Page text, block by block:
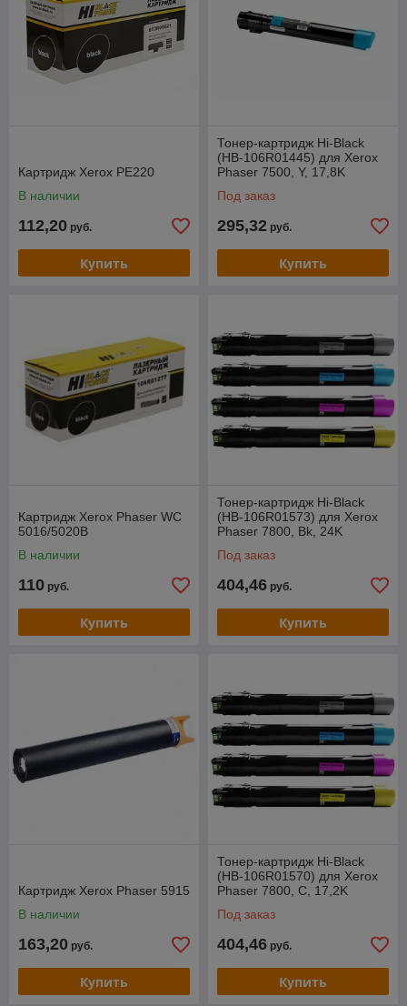
Картридж Xerox PE220
В наличии
112,20 руб.
Купить
Тонер-картридж Hi-Black
(HB-106R01445) для Xerox
Phaser 7500, Y, 17,8K
Под заказ
295,32 руб.
Купить
Картридж Xerox Phaser WC
5016/5020B
В наличии
110 руб.
Купить
Тонер-картридж Hi-Black
(HB-106R01573) для Xerox
Phaser 7800, Bk, 24K
Под заказ
404,46 руб.
Купить
Картридж Xerox Phaser 5915
В наличии
163,20 руб.
Купить
Тонер-картридж Hi-Black
(HB-106R01570) для Xerox
Phaser 7800, C, 17,2K
Под заказ
404,46 руб.
Купить